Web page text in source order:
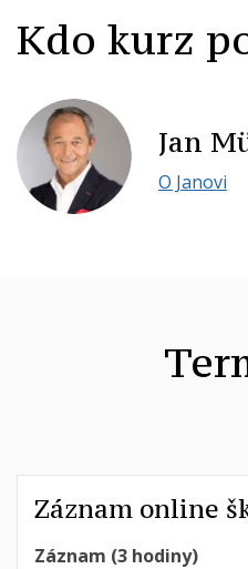
Kdo kurz
Jan
O Janovi
Záznam online
Záznam (3 hodiny)